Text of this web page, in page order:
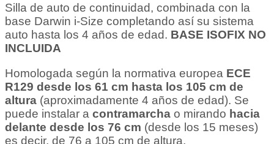
Silla de auto de continuidad, combinada con la
base Darwin i-Size completando así su sistema
auto hasta los 4 años de edad. BASE ISOFIX NO
INCLUIDA
Homologada según la normativa europea ECE
R129 desde los 61 cm hasta los 105 cm de
altura (aproximadamente 4 años de edad). Se
puede instalar a contramarcha o mirando hacia
delante desde los 76 cm (desde los 15 meses)
es decir, de 76 a 105 cm de altura.